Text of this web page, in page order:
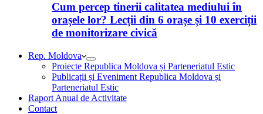
Cum percep tinerii calitatea mediului în
orașele lor? Lecții din 6 orașe și 10 exerciții
de monitorizare civică
Rep. Moldova
Proiecte Republica Moldova și Parteneriatul Estic
Publicații și Eveniment Republica Moldova și
Parteneriatul Estic
Raport Anual de Activitate
Contact